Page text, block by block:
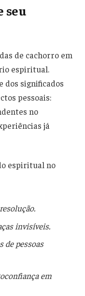
seu
de cachorro em
espiritual.
dos significados
pessoais:
no
já
espiritual no
invisíveis.
de pessoas
em